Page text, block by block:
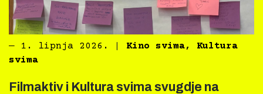
― 1. lipnja 2026. Kino svima, Kultura
svima
Filmaktiv i Kultura svima svugdje na